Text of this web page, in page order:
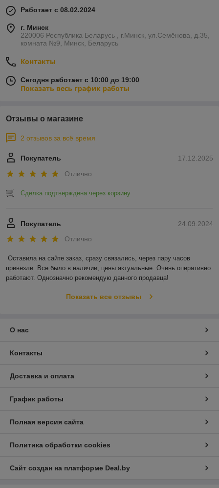
Работает с 08.02.2024
г. Минск
220006 Республика Беларусь , г.Минск, ул.Семёнова, д.35,
комната №9, Минск, Беларусь
Контакты
Сегодня работает с 10:00 до 19:00
Показать весь график работы
Отзывы о магазине
2 отзывов за всё время
17.12.2025
Покупатель
Отлично
Сделка подтверждена через корзину
24.09.2024
Покупатель
Отлично
Оставила на сайте заказ, сразу связались, через пару часов
привезли. Все было в наличии, цены актуальные. Очень оперативно
работают. Однозначно рекомендую данного продавца!
Показать все отзывы
О нас
Контакты
Доставка и оплата
График работы
Полная версия сайта
Политика обработки cookies
Сайт создан на платформе Deal.by